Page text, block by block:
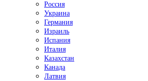
Россия
Украина
Германия
Израиль
Испания
Италия
Казахстан
Канада
Латвия